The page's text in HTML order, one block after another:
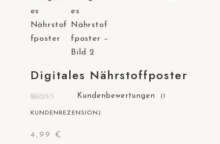
Digitales Nährstoffposter
Bewertet
mit5.00
basierend
1
Kundenbewertungen (
KUNDENREZENSION)
4,99 €